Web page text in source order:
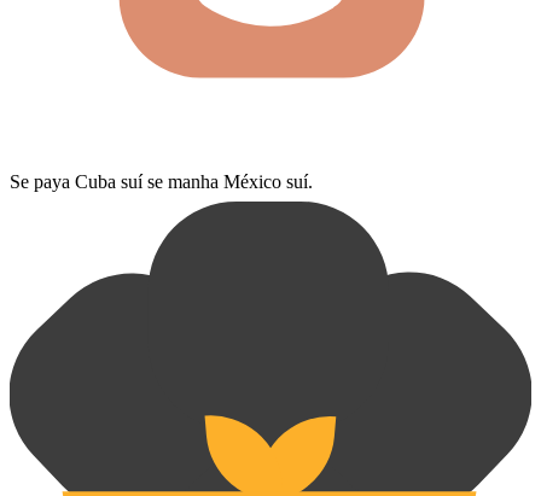
Se paya Cuba suí se manha México suí.